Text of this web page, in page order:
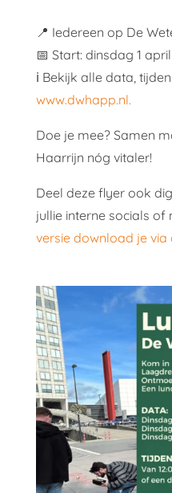
📍 Iedereen op De
📅 Start: dinsdag 1 april
ℹ️ Bekijk alle data,
www.dwhapp.nl.
Doe je mee? Samen
Haarrijn nóg vitaler!
Deel deze flyer ook
jullie interne socials of
versie download je via